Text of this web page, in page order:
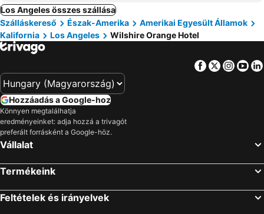
Los Angeles összes szállása
Szálláskereső
Észak-Amerika
Amerikai Egyesült Államok
Kalifornia
Los Angeles Wilshire Orange Hotel
Facebook
Twitter
Hozzáadás a Google-hoz
Könnyen megtalálhatja
eredményeinket: adja hozzá a trivagót
preferált forrásként a Google-höz.
Vállalat
Termékeink
Feltételek és irányelvek